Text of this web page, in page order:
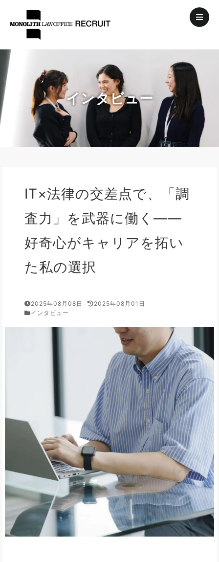
インタビュー
IT×法律の交差点で、「調
査力」を武器に働く――
好奇心がキャリアを拓い
た私の選択
2025年08月08日
2025年08月01日
インタビュー